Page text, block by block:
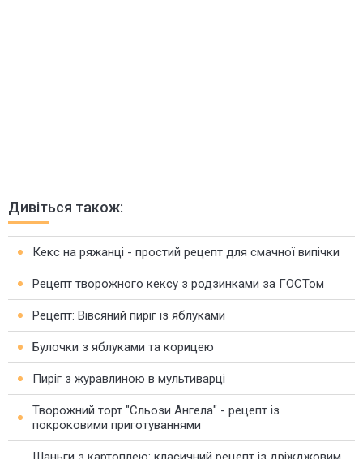
Дивіться також:
Кекс на ряжанці - простий рецепт для смачної випічки
Рецепт творожного кексу з родзинками за ГОСТом
Рецепт: Вівсяний пиріг із яблуками
Булочки з яблуками та корицею
Пиріг з журавлиною в мультиварці
Творожний торт "Сльози Ангела" - рецепт із
покроковими приготуваннями